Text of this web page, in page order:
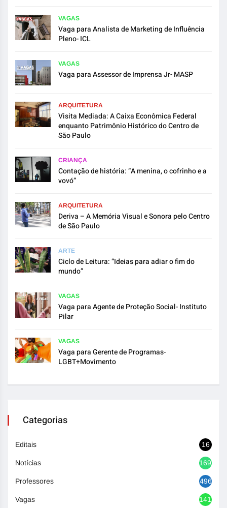
VAGAS
Vaga para Analista de Marketing de Influência
Pleno- ICL
VAGAS
Vaga para Assessor de Imprensa Jr- MASP
ARQUITETURA
Visita Mediada: A Caixa Econômica Federal
enquanto Patrimônio Histórico do Centro de
São Paulo
CRIANÇA
Contação de história: “A menina, o cofrinho e a
vovó”
ARQUITETURA
Deriva – A Memória Visual e Sonora pelo Centro
de São Paulo
ARTE
Ciclo de Leitura: “Ideias para adiar o fim do
mundo”
VAGAS
Vaga para Agente de Proteção Social- Instituto
Pilar
VAGAS
Vaga para Gerente de Programas-
LGBT+Movimento
Categorias
Editais 16
Notícias 1692
Professores 496
Vagas 1417